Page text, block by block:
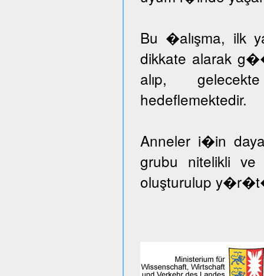
Bu �alışma, ilk
dikkate alarak
alıp,
hedeflemektedir.
Anneler i�in
grubu nitelikli
oluşturulup